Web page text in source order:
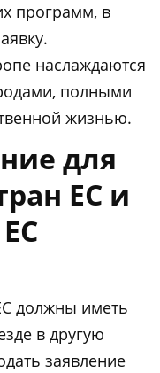
программ, в
наслаждаются
полными
жизнью.
для
ЕС и
должны иметь
в другую
заявление